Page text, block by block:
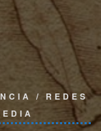
/ REDES